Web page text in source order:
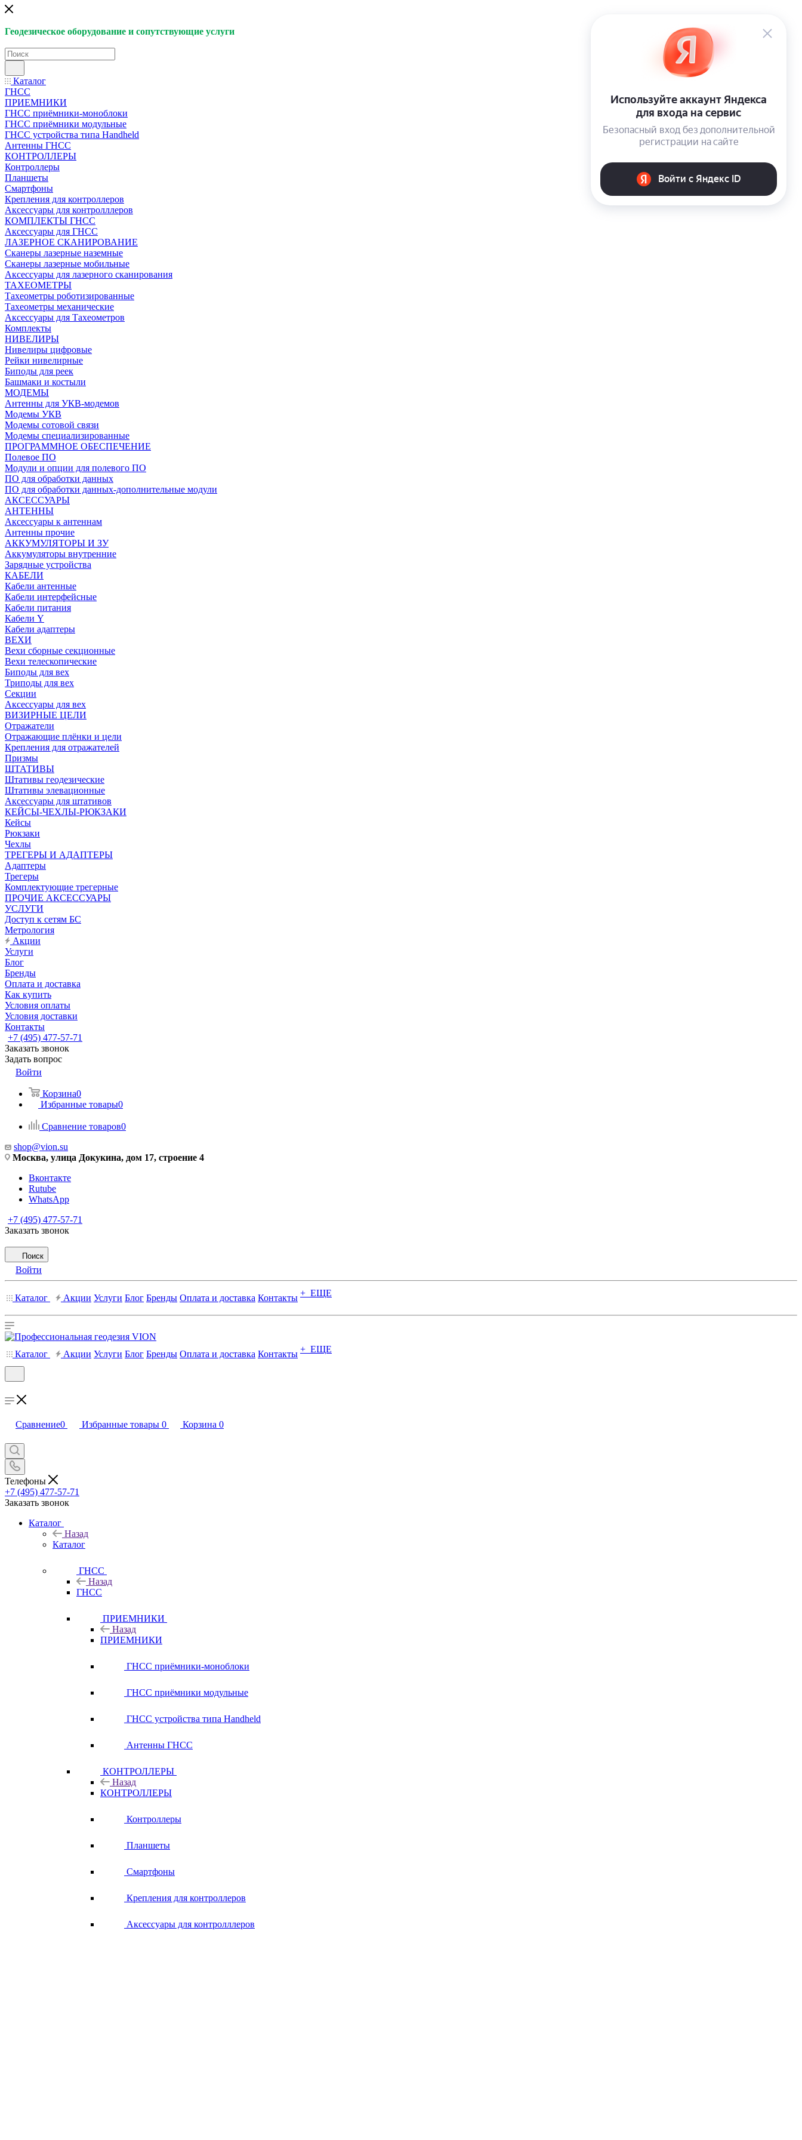
Геодезическое оборудование и сопутствующие услуги
Каталог
ГНСС
ПРИЕМНИКИ
ГНСС приёмники-моноблоки
ГНСС приёмники модульные
ГНСС устройства типа Handheld
Антенны ГНСС
КОНТРОЛЛЕРЫ
Контроллеры
Планшеты
Смартфоны
Крепления для контроллеров
Аксессуары для контролллеров
КОМПЛЕКТЫ ГНСС
Аксессуары для ГНСС
ЛАЗЕРНОЕ СКАНИРОВАНИЕ
Сканеры лазерные наземные
Сканеры лазерные мобильные
Аксессуары для лазерного сканирования
ТАХЕОМЕТРЫ
Тахеометры роботизированные
Тахеометры механические
Аксессуары для Тахеометров
Комплекты
НИВЕЛИРЫ
Нивелиры цифровые
Рейки нивелирные
Биподы для реек
Башмаки и костыли
МОДЕМЫ
Антенны для УКВ-модемов
Модемы УКВ
Модемы сотовой связи
Модемы специализированные
ПРОГРАММНОЕ ОБЕСПЕЧЕНИЕ
Полевое ПО
Модули и опции для полевого ПО
ПО для обработки данных
ПО для обработки данных-дополнительные модули
АКСЕССУАРЫ
АНТЕННЫ
Аксессуары к антеннам
Антенны прочие
АККУМУЛЯТОРЫ И ЗУ
Аккумуляторы внутренние
Зарядные устройства
КАБЕЛИ
Кабели антенные
Кабели интерфейсные
Кабели питания
Кабели Y
Кабели адаптеры
ВЕХИ
Вехи сборные секционные
Вехи телескопические
Биподы для вех
Триподы для вех
Секции
Аксессуары для вех
ВИЗИРНЫЕ ЦЕЛИ
Отражатели
Отражающие плёнки и цели
Крепления для отражателей
Призмы
ШТАТИВЫ
Штативы геодезические
Штативы элевационные
Аксессуары для штативов
КЕЙСЫ-ЧЕХЛЫ-РЮКЗАКИ
Кейсы
Рюкзаки
Чехлы
ТРЕГЕРЫ И АДАПТЕРЫ
Адаптеры
Трегеры
Комплектующие трегерные
ПРОЧИЕ АКСЕССУАРЫ
УСЛУГИ
Доступ к сетям БС
Метрология
Акции
Услуги
Блог
Бренды
Оплата и доставка
Как купить
Условия оплаты
Условия доставки
Контакты
+7 (495) 477-57-71
Заказать звонок
Задать вопрос
Войти
Корзина0
Избранные товары0
Сравнение товаров0
shop@vion.su
Москва, улица Докукина, дом 17, строение 4
Вконтакте
Rutube
WhatsApp
+7 (495) 477-57-71
Заказать звонок
Поиск
Войти
Каталог Акции Услуги Блог Бренды Оплата и доставка Контакты + ЕЩЕ
Каталог Акции Услуги Блог Бренды Оплата и доставка Контакты + ЕЩЕ
Сравнение0 Избранные товары 0 Корзина 0
Телефоны
+7 (495) 477-57-71
Заказать звонок
Каталог
Назад
Каталог
ГНСС
Назад
ГНСС
ПРИЕМНИКИ
Назад
ПРИЕМНИКИ
ГНСС приёмники-моноблоки
ГНСС приёмники модульные
ГНСС устройства типа Handheld
Антенны ГНСС
КОНТРОЛЛЕРЫ
Назад
КОНТРОЛЛЕРЫ
Контроллеры
Планшеты
Смартфоны
Крепления для контроллеров
Аксессуары для контролллеров